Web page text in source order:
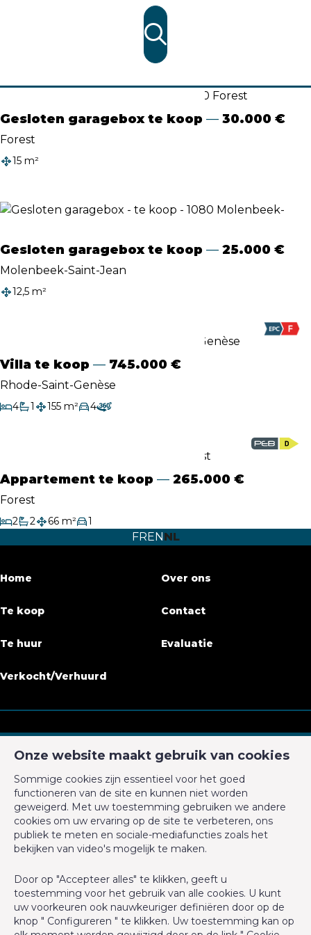
Vinden
Gesloten garagebox te koop 30.000 €
Forest
15 m²
Bewoonbare oppervlakte
Gesloten garagebox te koop 25.000 €
Molenbeek-Saint-Jean
12,5 m²
Bewoonbare oppervlakte
Villa te koop 745.000 €
Rhode-Saint-Genèse
4
Slaapkamers
1
Badkamer
155 m²
Bewoonbare oppervlakte
4
Garage/Parking
Virtuele tour
Appartement te koop 265.000 €
Forest
2
Slaapkamers
2
Badkamers
66 m²
Bewoonbare oppervlakte
1
Garage/Parking
Onze website maakt gebruik van cookies
Sommige cookies zijn essentieel voor het goed
functioneren van de site en kunnen niet worden
geweigerd. Met uw toestemming gebruiken we andere
cookies om uw ervaring op de site te verbeteren, ons
publiek te meten en sociale-mediafuncties zoals het
bekijken van video's mogelijk te maken.
Door op "Accepteer alles" te klikken, geeft u
toestemming voor het gebruik van alle cookies. U kunt
uw voorkeuren ook nauwkeuriger definiëren door op de
knop " Configureren " te klikken. Uw toestemming kan op
FRENNL
Home
Te koop
Te huur
Verkocht/Verhuurd
Over ons
Contact
Evaluatie
CM Properties
1640 Rhode-Saint-Genèse
+32 2 899 35 35
+32 478 23 05 05
info@cmproperties.be
BIV-erkende vastgoedmakelaar in België, BIV N° 501.400 -
Ondernemingsnummer : BTW BE-0555.620.156
Toezichthoudende Autoriteit : Beroepinstituut van